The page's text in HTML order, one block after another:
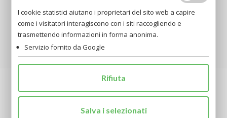
Déposer vos intentions
PADRE PIO
I cookie statistici aiutano i proprietari del sito web a capire
come i visitatori interagiscono con i siti raccogliendo e
trasmettendo informazioni in forma anonima.
Servizio fornito da Google
Rifiuta
Salva i selezionati